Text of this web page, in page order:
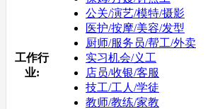
工作行
业:
公关/演艺/模特/摄影
医护/按摩/美容/发型
厨师/服务员/帮工/外卖
实习机会/义工
店员/收银/客服
技工/工人/学徒
教师/教练/家教